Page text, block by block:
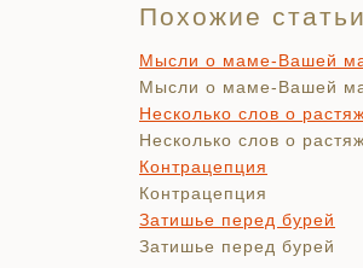
Похожие
Мысли о маме-Вашей
Мысли о маме-Вашей
Несколько слов о
Несколько слов о
Контрацепция
Контрацепция
Затишье перед бурей
Затишье перед бурей